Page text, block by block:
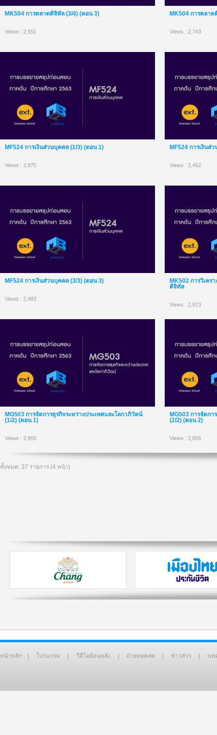
MK504 การตลาดดิจิทัล (3/4) (ตอน 3)
Views : 2,551
MK504 การตลา
Views : 2,743
MF524 การเงินส่วนบุคคล (1/3) (ตอน 1)
Views : 2,975
MF524 การเงินส่
Views : 2,452
MF524 การเงินส่วนบุคคล (3/3) (ตอน 3)
Views : 2,482
MK502 การวิเคร
ดิจิทัล
Views : 2,913
MG503 การจัดการธุรกิจระหว่างประเทศและโลกาภิวัตน์
(1/2) (ตอน 1)
Views : 2,955
MG503 การจัดกา
(2/2) (ตอน 2)
Views : 2,855
ทั้งหมด: 37 รายการ (4 หน้า)
หน้าหลัก | โปรแกรม | วีดีโอย้อนหลัง | ถ่ายทอดสด | ข่าวสาร | บท